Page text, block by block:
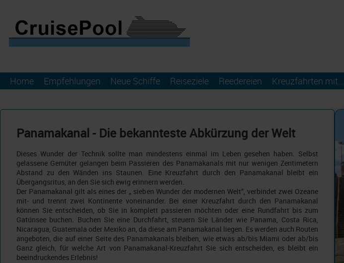
Home Empfehlungen Neue Schiffe Reiseziele Reedereien Kreuzfahrten mit...
Panamakanal - Die bekannteste Abkürzung der Welt
Dieses Wunder der Technik sollte man mindestens einmal im Leben gesehen haben. Selbst
gelassene Gemüter gelangen beim Passieren des Panamakanals mit nur wenigen Zentimetern
Abstand zu den Wänden ins Staunen. Eine Kreuzfahrt durch den Panamakanal bleibt ein
Übergangsritus, an den Sie sich ewig erinnern werden.
Der Panamakanal gilt als eines der „ sieben Wunder der modernen Welt“, verbindet zwei Ozeane
mit- und trennt zwei Kontinente voneinander. Bei einer Kreuzfahrt durch den Panamakanal
können Sie entscheiden, ob Sie in komplett passieren möchten oder eine Rundfahrt bis zum
Gatúnsee buchen. Buchen Sie eine Durchfahrt, steuern Sie Länder wie Panama, Costa Rica,
Nicaragua, Guatemala oder Mexiko an, da diese am Panamakanal liegen. Es werden auch Routen
angeboten, die auf einer Seite des Panamakanals bleiben, wie etwas ab/bis Miami oder ab/bis
Ganz gleich, für welche Art von Panamakanal-Kreuzfahrt Sie sich entscheiden, es bleibt ein
beeindruckendes Erlebnis!